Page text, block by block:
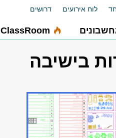
לוח אירועים דרושים
ClassRoom
בישיבה